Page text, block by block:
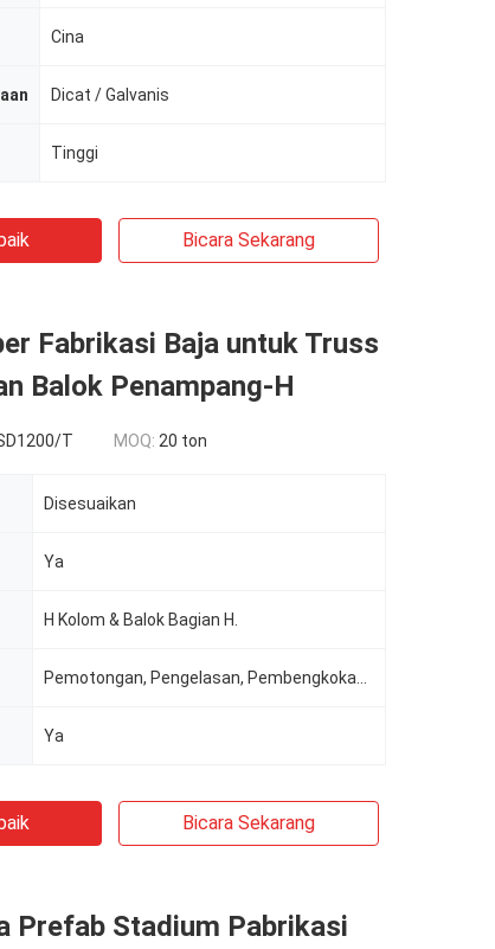
Cina
Dicat / Galvanis
Tinggi
Bicara Sekarang
Fabrikasi Baja untuk Truss
Balok Penampang-H
T MOQ: 20 ton
Disesuaikan
Ya
H Kolom & Balok Bagian H.
Ya
Bicara Sekarang
Prefab Stadium Pabrikasi